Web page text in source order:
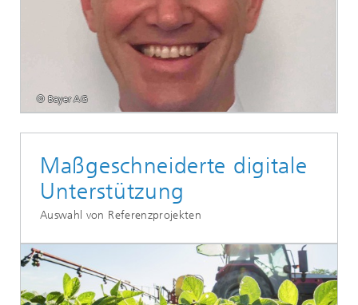
© Bayer AG
Maßgeschneiderte digitale
Unterstützung
Auswahl von Referenzprojekten